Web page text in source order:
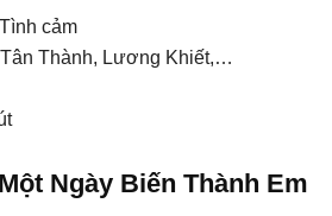
cảm
Thành, Lương Khiết,…
Ngày Biến Thành Em